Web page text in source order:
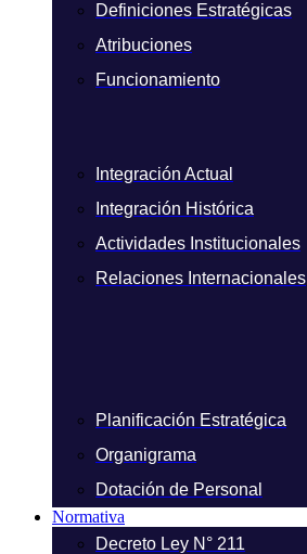
Definiciones Estratégicas
Atribuciones
Funcionamiento
Integración Actual
Integración Histórica
Actividades Institucionales
Relaciones Internacionales
Planificación Estratégica
Organigrama
Dotación de Personal
Normativa
Decreto Ley N° 211